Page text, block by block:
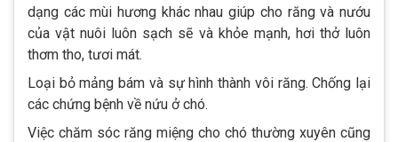
dạng các mùi hương khác nhau giúp cho răng và nướu
của vật nuôi luôn sạch sẽ và khỏe mạnh, hơi thở luôn
thơm tho, tươi mát.
Loại bỏ mảng bám và sự hình thành vôi răng. Chống lại
các chứng bệnh về nứu ở chó.
Việc chăm sóc răng miệng cho chó thường xuyên cũng